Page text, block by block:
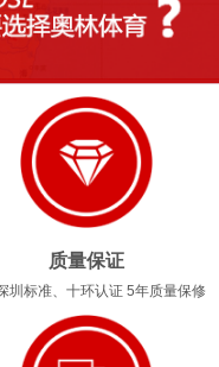
质量保证
圳标准、十环认证 5年质量保修